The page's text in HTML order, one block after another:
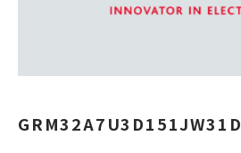
GRM32A7U3D151JW31D